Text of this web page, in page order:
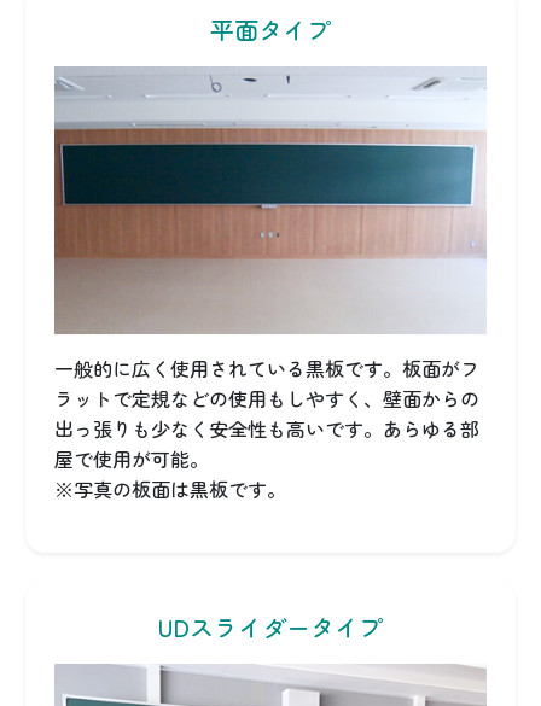
平面タイプ
一般的に広く使用されている黒板です。板面がフ
ラットで定規などの使用もしやすく、壁面からの
出っ張りも少なく安全性も高いです。あらゆる部
屋で使用が可能。
※写真の板面は黒板です。
UDスライダータイプ